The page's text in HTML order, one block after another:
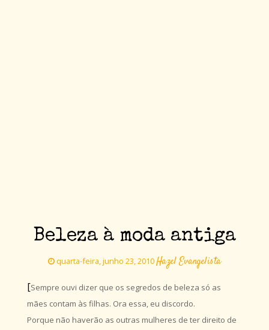
Beleza à moda antiga
quarta-feira, junho 23, 2010Hazel Evangelista
[Sempre ouvi dizer que os segredos de beleza só as
mães contam às filhas. Ora essa, eu discordo.
Porque não haverão as outras mulheres de ter direito de